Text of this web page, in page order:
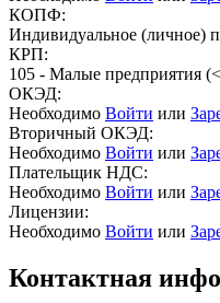
КОПФ:
Индивидуальное (личное)
КРП:
105 - Малые предприятия
ОКЭД:
Необходимо Войти или
Вторичный ОКЭД:
Необходимо Войти или
Плательщик НДС:
Необходимо Войти или
Лицензии:
Необходимо Войти или
Контактная